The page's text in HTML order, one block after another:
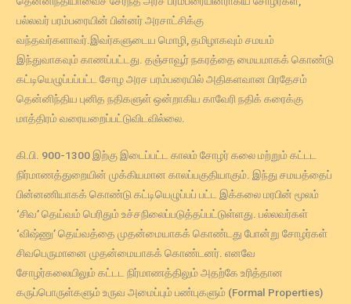
பல்லவர் பரம்பரையின் பின்னர் அரசாட்சிக்கு
வந்தவர்களாவர்.இவர்களுடைய மொழி, தமிழாகவும் சமயம்
இந்துவாகவும் காணப்பட்டது. தஞ்சாவூர் நகரத்தை மையமாகக் கொண்டு
கட்டியெழுப்பப்பட்ட சோழ அரச பரம்பரையில் அதிகளவான பிரதேசம்
தென்னிந்திய புனித நதிகளுள் ஒன்றாகிய காவேரி நதிக் கரைக்கு
மாத்திரம் வரையறைப்பட்டுவிடவில்லை.
கி.பி. 900-1300 இற்கு இடைப்பட்ட காலம் சோழர் கலை மற்றும் கட்டட
நிர்மாணத்துறையின் முக்கியமான காலப்பகுதியாகும். இந்து சமயத்தைப்
பின்னணியாகக் கொண்டு கட்டியெழுப்பப் பட்ட இக்கலை மரபின் மூலம்
‘சிவ’ தெய்வம் பெரிதும் உச்சநிலைப்படுத்தப்பட்டுள்ளது. பல்லவர்கள்
‘விஷ்ணு’ தெய்வத்தை முதன்மையாகக் கொண்டது போன்று சோழர்கள்
சிவபெருமானை முதன்மையாகக் கொண்டனர். எனவே
சோழர்கலையிலும் கட்டட நிர்மாணத்திலும் அதற்கே உரித்தான
கருப்பொருள்களும் உருவ அமைப்பும் பண்புகளும் (Formal Properties)